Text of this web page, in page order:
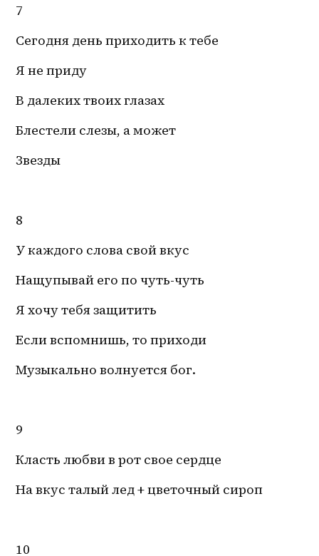
7
Сегодня день приходить к тебе
Я не приду
В далеких твоих глазах
Блестели слезы, а может
Звезды
8
У каждого слова свой вкус
Нащупывай его по чуть-чуть
Я хочу тебя защитить
Если вспомнишь, то приходи
Музыкально волнуется бог.
9
Класть любви в рот свое сердце
На вкус талый лед + цветочный сироп
10